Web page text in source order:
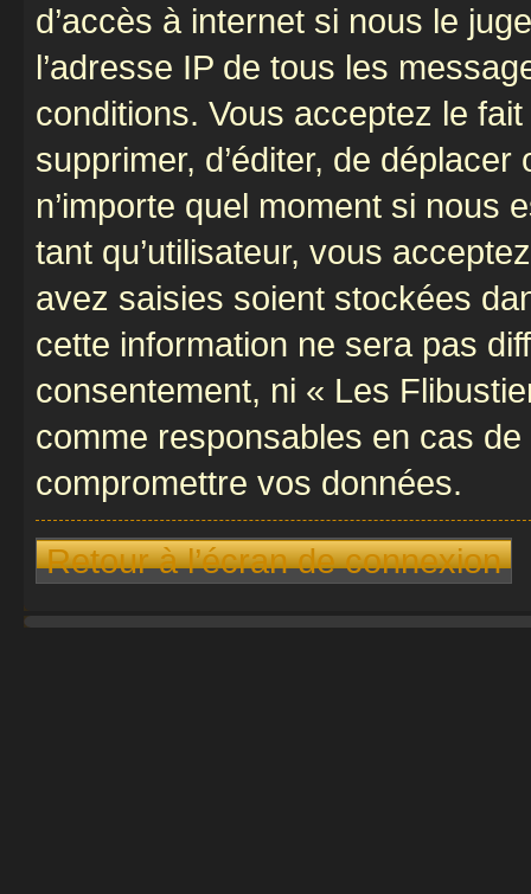
d’accès à internet si nous le
l’adresse IP de tous les
conditions. Vous acceptez le
supprimer, d’éditer, de
n’importe quel moment si nous
tant qu’utilisateur, vous
avez saisies soient stockées
cette information ne sera pas
consentement, ni « Les
comme responsables en cas
compromettre vos données.
Retour à l’écran de connexion